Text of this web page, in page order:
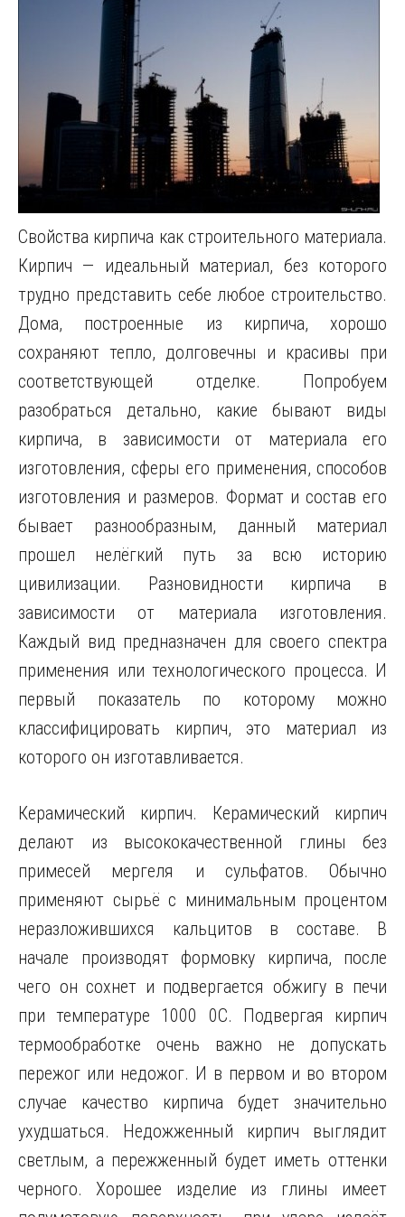
Свойства кирпича как строительного материала.
Кирпич — идеальный материал, без которого
трудно представить себе любое строительство.
Дома, построенные из кирпича, хорошо
сохраняют тепло, долговечны и красивы при
соответствующей отделке. Попробуем
разобраться детально, какие бывают виды
кирпича, в зависимости от материалаего
изготовления, сферы его применения, способов
изготовления и размеров. Формат и состав его
бывает разнообразным, данный материал
прошел нелёгкий путь за всю историю
цивилизации. Разновидности кирпича в
зависимости от материала изготовления.
Каждый вид предназначен для своего спектра
применения или технологического процесса. И
первый показатель по которому можно
классифицировать кирпич, это материал из
которого он изготавливается.
Керамический кирпич. Керамический кирпич
делают из высококачественной глины без
примесей мергеля и сульфатов. Обычно
применяют сырьё с минимальным процентом
неразложившихся кальцитов в составе. В
начале производят формовку кирпича, после
чего он сохнет и подвергается обжигу в печи
при температуре 1000 0С. Подвергая кирпич
термообработке очень важно не допускать
пережог или недожог. И в первом и во втором
случае качество кирпича будет значительно
ухудшаться. Недожженный кирпич выглядит
светлым, а пережженный будет иметь оттенки
черного. Хорошее изделие из глины имеет